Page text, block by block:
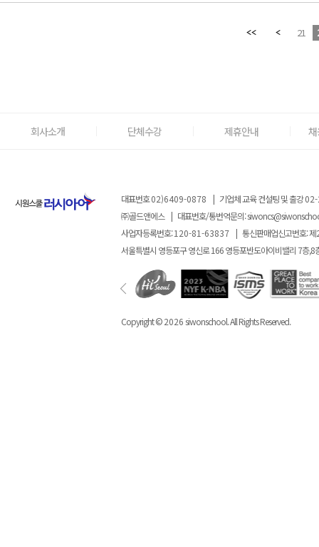
21
회사소개 단체수강 제휴안내
대표번호02)6409-0878 | 기업체 교육 컨설팅 및 출강
㈜골드앤에스 | 대표번호/통번역문의:
사업자등록번호:120-81-63837 | 통신판매업신고번호: 제
서울특별시 영등포구 영신로 166 영등포반도아이비밸리 7층,8
Copyright ©2026siwonschool. All Rights Reserved.